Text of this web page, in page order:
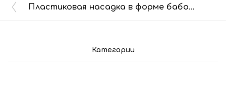
Пластиковая насадка в форме бабочки для нанесения шовного герметика H1
Категории